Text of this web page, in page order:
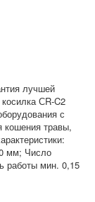
лучшей
СR-C2
с
кошения травы,
мм; Число
работы мин. 0,15